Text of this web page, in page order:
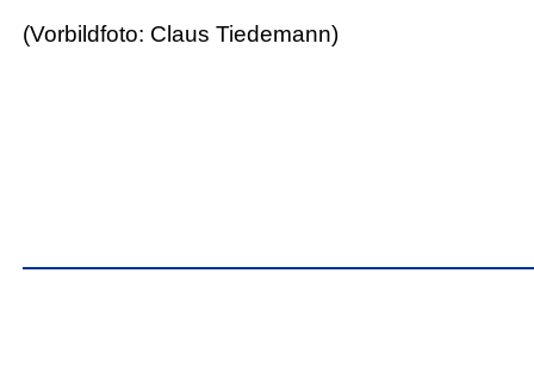
(Vorbildfoto: Claus Tiedemann)